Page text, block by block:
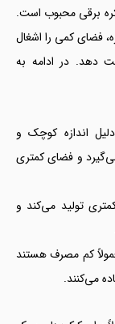
برقی محبوب است.
فضای کمی را اشغال
دهد. در ادامه به
اندازه کوچک و
و فضای کمتری
تولید می‌کند و
کم مصرف هستند
می‌کنند.